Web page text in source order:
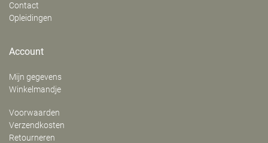
Contact
Opleidingen
Account
Mijn gegevens
Winkelmandje
Voorwaarden
Verzendkosten
Retourneren